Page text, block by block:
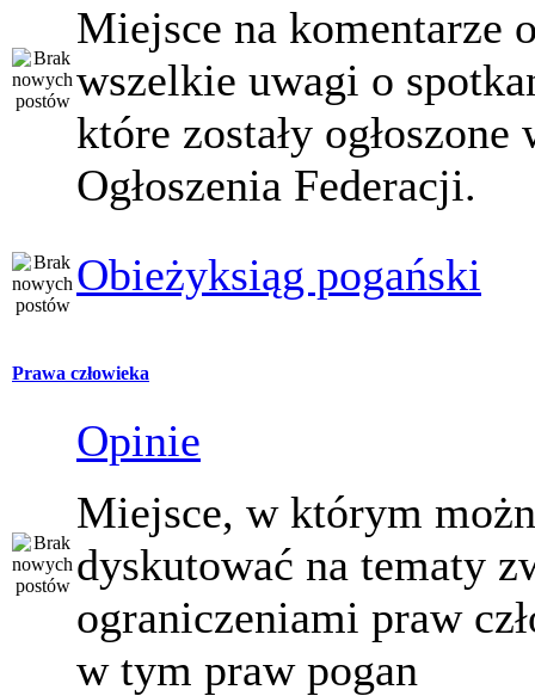
Miejsce na komentarze
wszelkie uwagi o
które zostały ogłoszone
Ogłoszenia Federacji.
Obieżyksiąg pogański
Prawa człowieka
Opinie
Miejsce, w którym
dyskutować na tematy
ograniczeniami praw
w tym praw pogan